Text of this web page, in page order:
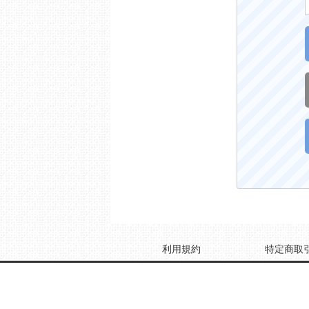
利用規約 特定商取